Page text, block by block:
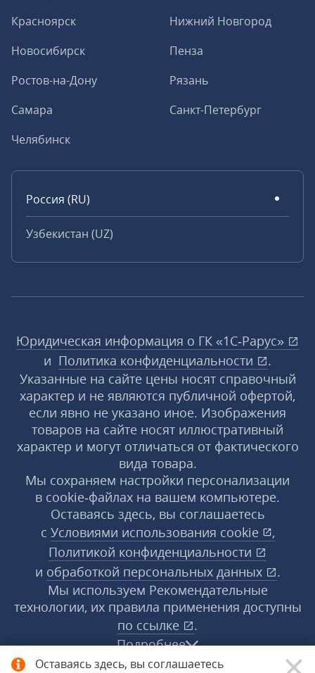
Оставаясь здесь, вы соглашаетесь
Красноярск
Нижний Новгород
Новосибирск
Пенза
Ростов-на-Дону
Рязань
Самара
Санкт-Петербург
Челябинск
Россия (RU)
Узбекистан (UZ)
Юридическая информация о ГК «1С‑Рарус»
и Политика конфиденциальности
.
Указанные на сайте цены носят справочный
характер и не являются публичной офертой,
если явно не указано иное. Изображения
товаров на сайте носят иллюстративный
характер и могут отличаться от фактического
вида товара.
Мы сохраняем настройки персонализации
в cookie‑файлах на вашем компьютере.
Оставаясь здесь, вы соглашаетесь
с Условиями использования cookie
,
Политикой конфиденциальности
и обработкой персональных данных
.
Мы используем Рекомендательные
технологии, их правила применения доступны
по ссылке
.
Подробнее